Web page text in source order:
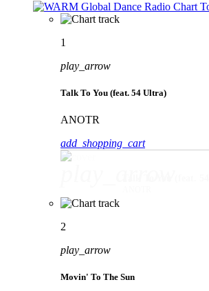
1
play_arrow
Talk To You (feat. 54 Ultra)
ANOTR
add_shopping_cart
2
play_arrow
Movin' To The Sun